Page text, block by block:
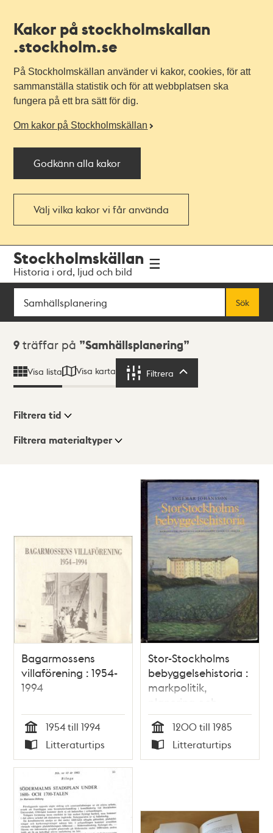
Kakor på stockholmskallan
.stockholm.se
På Stockholmskällan använder vi kakor, cookies, för att
sammanställa statistik och för att webbplatsen ska
fungera på ett bra sätt för dig.
Om kakor på Stockholmskällan
Godkänn alla kakor
Välj vilka kakor vi får använda
navigationen
huvudinnehållet
Stockholmskällan
Historia i ord, ljud och bild
Sök
Sök
Sökresultat
9 träffar på Samhällsplanering
Visa lista Visa karta Filtrera
Visningsläge
Filtrera tid
Filtrera materialtyper
Bagarmossens
villaförening : 1954-
1994
Tid
1954 till 1994
Typ
Litteraturtips
Stor-Stockholms
bebyggelsehistoria :
markpolitik,
planering och
byggande under sju
sekler / Ingemar
Johansson
Tid
1200 till 1985
Typ
Litteraturtips